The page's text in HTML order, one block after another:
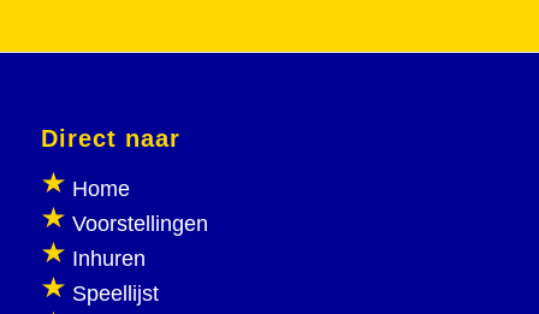
Direct naar
Home
Voorstellingen
Inhuren
Speellijst